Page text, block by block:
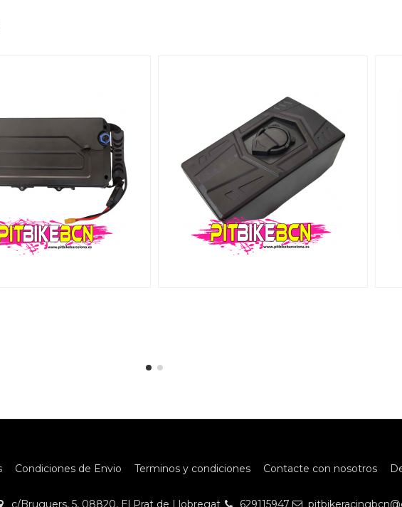
Condiciones de Envio Terminos y condiciones Contacte con nosotros
c/Bruguers, 5, 08820, El Prat de Llobregat 629115947